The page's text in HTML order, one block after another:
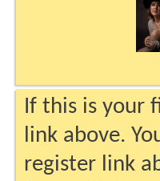
If this is your
link above.
register link